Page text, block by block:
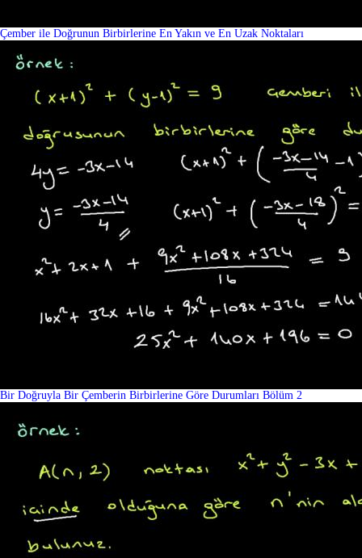
Çember ile Doğrunun Birbirlerine En Yakın ve En Uzak Noktaları
Bir Doğruyla Bir Çemberin Birbirlerine Göre Durumları Bölüm 2